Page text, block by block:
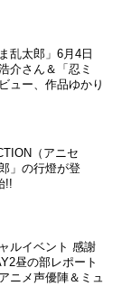
乱太郎」6月4日
介さん＆「忍ミ
ュー、作品ゆかり
（アニセ
」の行燈が登
!!
ルイベント 感謝
昼の部レポート
ニメ声優陣＆ミュ